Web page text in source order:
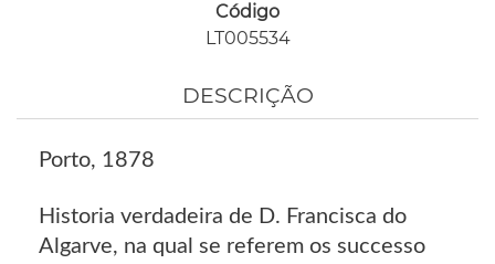
Código
LT005534
DESCRIÇÃO
Porto, 1878
Historia verdadeira de D. Francisca do
Algarve, na qual se referem os successo